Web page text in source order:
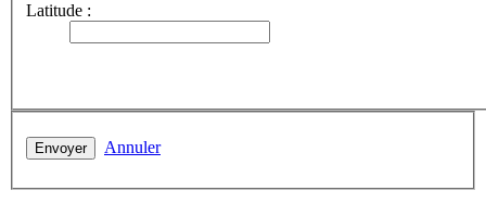
Latitude :
Annuler